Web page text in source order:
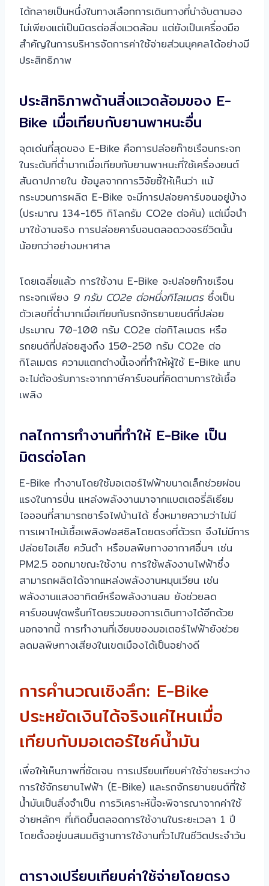
ได้กลายเป็นหนึ่งในทางเลือกการเดินทางที่น่าจับตามอง
ไม่เพียงแต่เป็นมิตรต่อสิ่งแวดล้อม แต่ยังเป็นเครื่องมือ
สำคัญในการบริหารจัดการค่าใช้จ่ายส่วนบุคคลได้อย่างมี
ประสิทธิภาพ
ประสิทธิภาพด้านสิ่งแวดล้อมของ E-
Bike เมื่อเทียบกับยานพาหนะอื่น
จุดเด่นที่สุดของ E-Bike คือการปล่อยก๊าซเรือนกระจก
ในระดับที่ต่ำมากเมื่อเทียบกับยานพาหนะที่ใช้เครื่องยนต์
สันดาปภายใน ข้อมูลจากการวิจัยชี้ให้เห็นว่า แม้
กระบวนการผลิต E-Bike จะมีการปล่อยคาร์บอนอยู่บ้าง
(ประมาณ 134-165 กิโลกรัม CO2e ต่อคัน) แต่เมื่อนำ
มาใช้งานจริง การปล่อยคาร์บอนตลอดวงจรชีวิตนั้น
น้อยกว่าอย่างมหาศาล
โดยเฉลี่ยแล้ว การใช้งาน E-Bike จะปล่อยก๊าซเรือน
กระจกเพียง 9 กรัม CO2e ต่อหนึ่งกิโลเมตรซึ่งเป็น
ตัวเลขที่ต่ำมากเมื่อเทียบกับรถจักรยานยนต์ที่ปล่อย
ประมาณ 70-100 กรัม CO2e ต่อกิโลเมตร หรือ
รถยนต์ที่ปล่อยสูงถึง 150-250 กรัม CO2e ต่อ
กิโลเมตร ความแตกต่างนี้เองที่ทำให้ผู้ใช้ E-Bike แทบ
จะไม่ต้องรับภาระจากภาษีคาร์บอนที่คิดตามการใช้เชื้อ
เพลิง
กลไกการทำงานที่ทำให้ E-Bike เป็น
มิตรต่อโลก
E-Bike ทำงานโดยใช้มอเตอร์ไฟฟ้าขนาดเล็กช่วยผ่อน
แรงในการปั่น แหล่งพลังงานมาจากแบตเตอรี่ลิเธียม
ไอออนที่สามารถชาร์จไฟบ้านได้ ซึ่งหมายความว่าไม่มี
การเผาไหม้เชื้อเพลิงฟอสซิลโดยตรงที่ตัวรถ จึงไม่มีการ
ปล่อยไอเสีย ควันดำ หรือมลพิษทางอากาศอื่นๆ เช่น
PM2.5 ออกมาขณะใช้งาน การใช้พลังงานไฟฟ้าซึ่ง
สามารถผลิตได้จากแหล่งพลังงานหมุนเวียน เช่น
พลังงานแสงอาทิตย์หรือพลังงานลม ยังช่วยลด
คาร์บอนฟุตพริ้นท์โดยรวมของการเดินทางได้อีกด้วย
นอกจากนี้ การทำงานที่เงียบของมอเตอร์ไฟฟ้ายังช่วย
ลดมลพิษทางเสียงในเขตเมืองได้เป็นอย่างดี
การคำนวณเชิงลึก: E-Bike
ประหยัดเงินได้จริงแค่ไหนเมื่อ
เทียบกับมอเตอร์ไซค์น้ำมัน
เพื่อให้เห็นภาพที่ชัดเจน การเปรียบเทียบค่าใช้จ่ายระหว่าง
การใช้จักรยานไฟฟ้า (E-Bike) และรถจักรยานยนต์ที่ใช้
น้ำมันเป็นสิ่งจำเป็น การวิเคราะห์นี้จะพิจารณาจากค่าใช้
จ่ายหลักๆ ที่เกิดขึ้นตลอดการใช้งานในระยะเวลา 1 ปี
โดยตั้งอยู่บนสมมติฐานการใช้งานทั่วไปในชีวิตประจำวัน
ตารางเปรียบเทียบค่าใช้จ่ายโดยตรง